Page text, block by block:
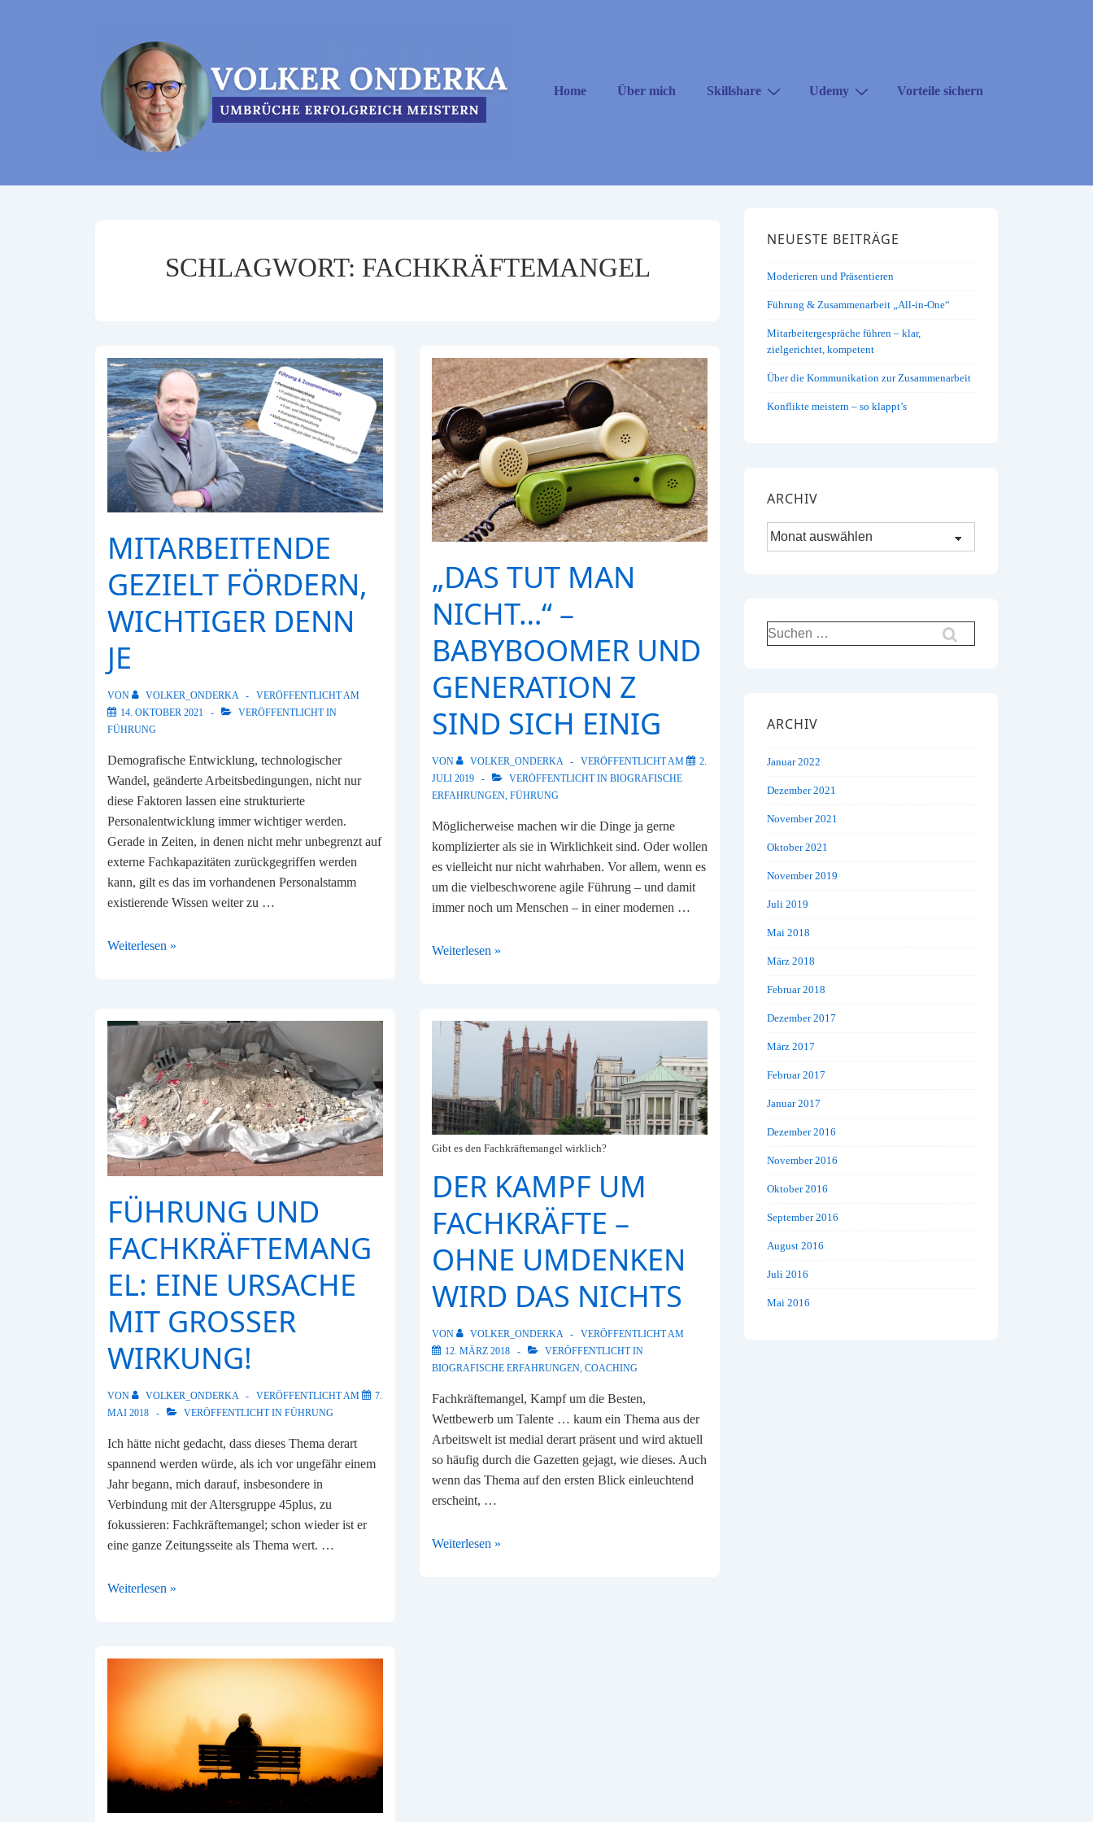
Hauptnavigation
Home Über mich Skillshare Udemy Vorteile sichern
SCHLAGWORT: FACHKRÄFTEMANGEL
MITARBEITENDE
GEZIELT FÖRDERN,
WICHTIGER DENN
JE
VON VOLKER_ONDERKA
VERÖFFENTLICHT AM
14. OKTOBER 2021
VERÖFFENTLICHT IN
FÜHRUNG
Demografische Entwicklung, technologischer
Wandel, geänderte Arbeitsbedingungen, nicht nur
diese Faktoren lassen eine strukturierte
Personalentwicklung immer wichtiger werden.
Gerade in Zeiten, in denen nicht mehr unbegrenzt auf
externe Fachkapazitäten zurückgegriffen werden
kann, gilt es das im vorhandenen Personalstamm
existierende Wissen weiter zu …
Mitarbeitende
denn
Weiterlesen »
„DAS TUT MAN
NICHT…“ –
BABYBOOMER UND
GENERATION Z
SIND SICH EINIG
VON VOLKER_ONDERKA VERÖFFENTLICHT AM
2.
JULI 2019
VERÖFFENTLICHT IN BIOGRAFISCHE
ERFAHRUNGEN FÜHRUNG
Möglicherweise machen wir die Dinge ja gerne
komplizierter als sie in Wirklichkeit sind. Oder wollen
es vielleicht nur nicht wahrhaben. Vor allem, wenn es
um die vielbeschworene agile Führung – und damit
immer noch um Menschen – in einer modernen …
„Das
Babyboomer
Generation
Z
sind
sich
einig
Weiterlesen »
FÜHRUNG UND
FACHKRÄFTEMANG
EL: EINE URSACHE
MIT GROSSER W
IRKUNG!
VON VOLKER_ONDERKA VERÖFFENTLICHT AM
7.
MAI 2018
VERÖFFENTLICHT IN FÜHRUNG
Ich hätte nicht gedacht, dass dieses Thema derart
spannend werden würde, als ich vor ungefähr einem
Jahr begann, mich darauf, insbesondere in
Verbindung mit der Altersgruppe 45plus, zu
fokussieren: Fachkräftemangel; schon wieder ist er
eine ganze Zeitungsseite als Thema wert. …
Führung
Weiterlesen »
Gibt es den Fachkräftemangel wirklich?
DER KAMPF UM
FACHKRÄFTE –
OHNE UMDENKEN
WIRD DAS NICHTS
VON VOLKER_ONDERKA
VERÖFFENTLICHT AM
12. MÄRZ 2018
VERÖFFENTLICHT IN
BIOGRAFISCHE ERFAHRUNGEN, COACHING
Fachkräftemangel, Kampf um die Besten,
Wettbewerb um Talente … kaum ein Thema aus der
Arbeitswelt ist medial derart präsent und wird aktuell
so häufig durch die Gazetten gejagt, wie dieses. Auch
wenn das Thema auf den ersten Blick einleuchtend
erscheint, …
Der
Weiterlesen »
NEUESTE BEITRÄGE
Moderieren und Präsentieren
Führung & Zusammenarbeit „All-in-One“
Mitarbeitergespräche führen – klar,
zielgerichtet, kompetent
Über die Kommunikation zur Zusammenarbeit
Konflikte meistern – so klappt’s
ARCHIV
Archiv
Suchen
nach:
ARCHIV
Januar 2022
Dezember 2021
November 2021
Oktober 2021
November 2019
Juli 2019
Mai 2018
März 2018
Februar 2018
Dezember 2017
März 2017
Februar 2017
Januar 2017
Dezember 2016
November 2016
Oktober 2016
September 2016
August 2016
Juli 2016
Mai 2016